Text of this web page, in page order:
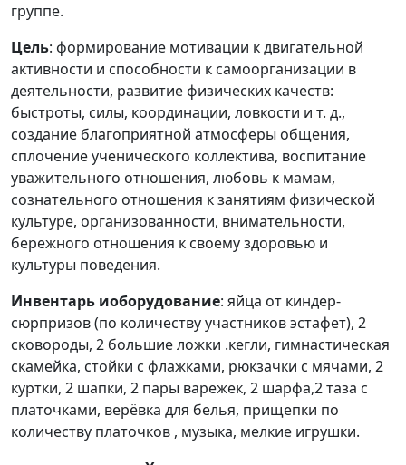
группе.
Цель: формирование мотивации к двигательной
активности и способности к самоорганизации в
деятельности, развитие физических качеств:
быстроты, силы, координации, ловкости и т. д.,
создание благоприятной атмосферы общения,
сплочение ученического коллектива, воспитание
уважительного отношения, любовь к мамам,
сознательного отношения к занятиям физической
культуре, организованности, внимательности,
бережного отношения к своему здоровью и
культуры поведения.
Инвентарь иоборудование: яйца от киндер-
сюрпризов (по количеству участников эстафет), 2
сковороды, 2 большие ложки .кегли, гимнастическая
скамейка, стойки с флажками, рюкзачки с мячами, 2
куртки, 2 шапки, 2 пары варежек, 2 шарфа,2 таза с
платочками, верёвка для белья, прищепки по
количеству платочков , музыка, мелкие игрушки.